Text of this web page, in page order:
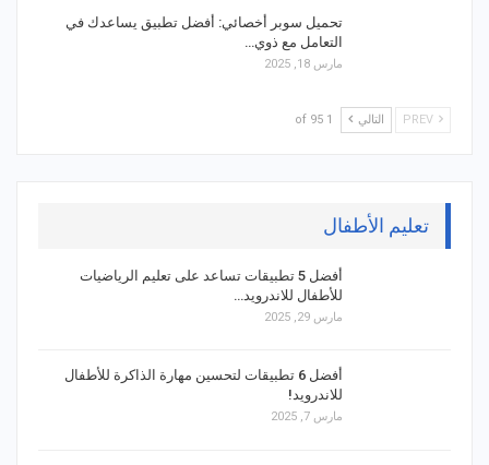
تحميل سوبر أخصائي: أفضل تطبيق يساعدك في
التعامل مع ذوي…
مارس 18, 2025
التالي 1 of 95
تعليم الأطفال
أفضل 5 تطبيقات تساعد على تعليم الرياضيات
للأطفال للاندرويد…
مارس 29, 2025
أفضل 6 تطبيقات لتحسين مهارة الذاكرة للأطفال
للاندرويد!
مارس 7, 2025